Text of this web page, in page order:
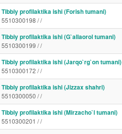
Tibbiy profilaktika ishi (Forish tumani)
5510300198 / /
Tibbiy profilaktika ishi (G`allaorol tumani)
5510300199 / /
Tibbiy profilaktika ishi (Jarqo`rg`on tumani)
5510300172 / /
Tibbiy profilaktika ishi (Jizzax shahri)
5510300050 / /
Tibbiy profilaktika ishi (Mirzacho`l tumani)
5510300201 / /